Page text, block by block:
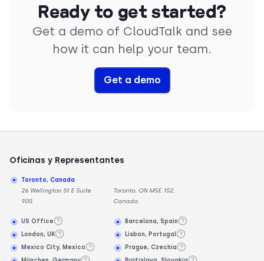
Ready to get started?
Get a demo of CloudTalk and see
how it can help your team.
Get a demo
Oficinas y Representantes
Toronto, Canada
26 Wellington St E Suite
900,
Toronto, ON M5E 1S2,
Canada
US Office
London, UK
Mexico City, Mexico
Barcelona, Spain
Lisbon, Portugal
Prague, Czechia